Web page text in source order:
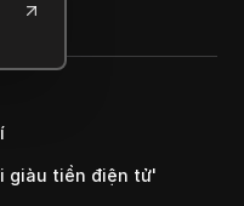
giàu tiền điện tử'